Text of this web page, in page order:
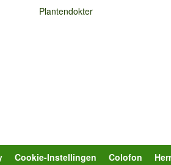
Plantendokter
Cookie-Instellingen Colofon